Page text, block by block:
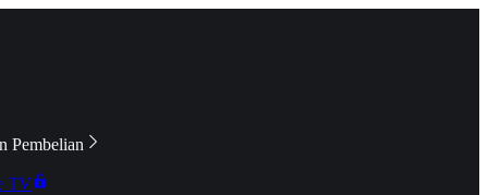
Pembelian
TV